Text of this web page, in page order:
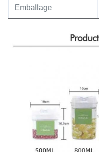
Emballage